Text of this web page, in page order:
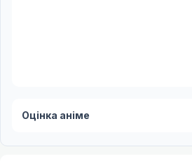
Оцінка аніме